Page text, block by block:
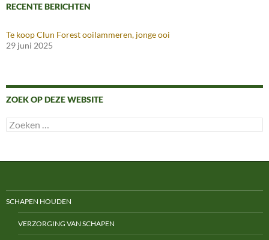
RECENTE BERICHTEN
Te koop Clun Forest ooilammeren, jonge ooi
29 juni 2025
ZOEK OP DEZE WEBSITE
Zoeken
naar:
SCHAPEN HOUDEN
VERZORGING VAN SCHAPEN